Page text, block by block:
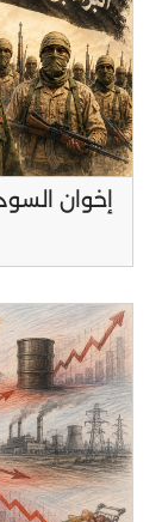
إخوان